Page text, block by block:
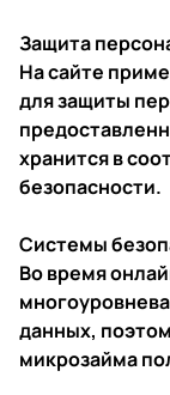
Защита
На сайте
для защиты
хранится в
безопасности.
Системы
Во время
данных,
микрозайма